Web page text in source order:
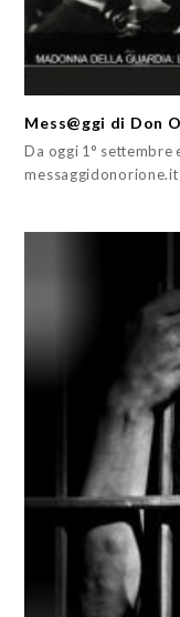
Mess@ggi di Don
Da oggi 1° settembre